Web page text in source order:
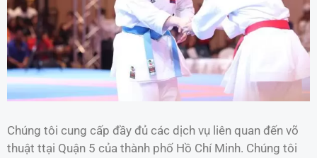
Chúng tôi cung cấp đầy đủ các dịch vụ liên quan đến võ
thuật ttại Quận 5 của thành phố Hồ Chí Minh. Chúng tôi